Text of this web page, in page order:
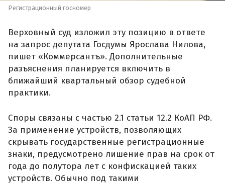
Регистрационный госномер
Верховный суд изложил эту позицию в ответе
на запрос депутата Госдумы Ярослава Нилова,
пишет «Коммерсантъ». Дополнительные
разъяснения планируется включить в
ближайший квартальный обзор судебной
практики.
Споры связаны с частью 2.1 статьи 12.2 КоАП РФ.
За применение устройств, позволяющих
скрывать государственные регистрационные
знаки, предусмотрено лишение прав на срок от
года до полутора лет с конфискацией таких
устройств. Обычно под такими